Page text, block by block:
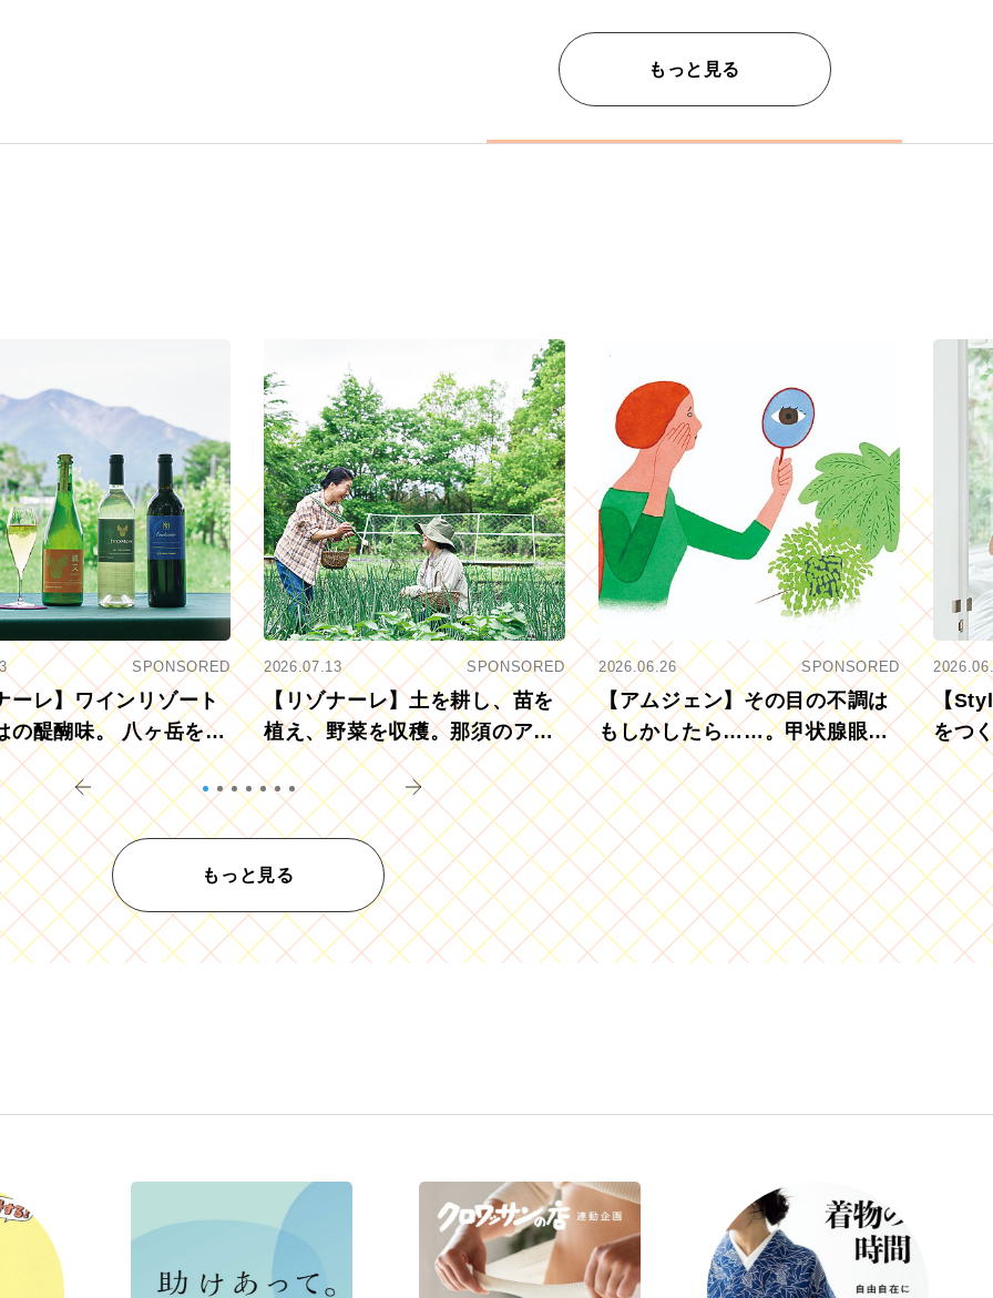
もっと見る
SPONSORED
ーレ】ワインリゾート
の醍醐味。 八ヶ岳を望
畑でアペロ
2026.07.13 SPONSORED
【リゾナーレ】土を耕し、苗を
植え、野菜を収穫。那須のアグ
リツーリズモを体験
2026.06.26 SPONSORED
【アムジェン】その目の不調は
もしかしたら……。甲状腺眼症
を知っていますか？
【
をつ
もっと見る